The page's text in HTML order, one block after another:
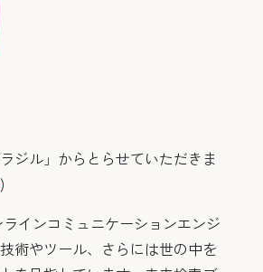
ジル」からとらせていただきま
)
インコミュニケーションエンジ
術やツール、さらには世の中を